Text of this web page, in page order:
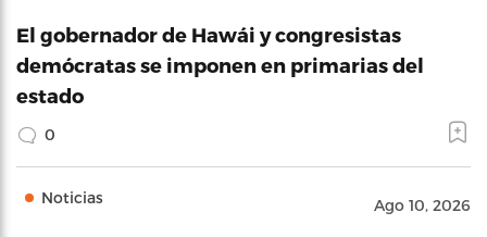
El gobernador de Hawái y congresistas
demócratas se imponen en primarias del
estado
0
Noticias Ago 10, 2026